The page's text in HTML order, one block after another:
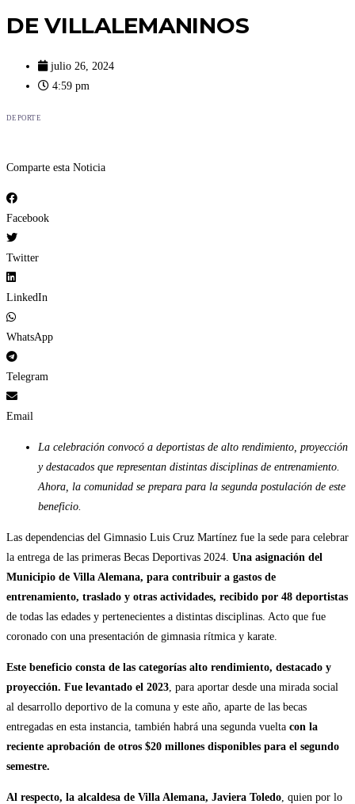
DE VILLALEMANINOS
julio 26, 2024
4:59 pm
DEPORTE
Comparte esta Noticia
Facebook
Twitter
LinkedIn
WhatsApp
Telegram
Email
La celebración convocó a deportistas de alto rendimiento, proyección
y destacados que representan distintas disciplinas de entrenamiento.
Ahora, la comunidad se prepara para la segunda postulación de este
beneficio.
Las dependencias del Gimnasio Luis Cruz Martínez fue la sede para celebrar
la entrega de las primeras Becas Deportivas 2024. Una asignación del
Municipio de Villa Alemana, para contribuir a gastos de
entrenamiento, traslado y otras actividades, recibido por 48 deportistas
de todas las edades y pertenecientes a distintas disciplinas. Acto que fue
coronado con una presentación de gimnasia rítmica y karate.
Este beneficio consta de las categorías alto rendimiento, destacado y
proyección. Fue levantado el 2023 , para aportar desde una mirada social
al desarrollo deportivo de la comuna y este año, aparte de las becas
entregadas en esta instancia, también habrá una segunda vuelta con la
reciente aprobación de otros $20 millones disponibles para el segundo
semestre.
Al respecto, la alcaldesa de Villa Alemana, Javiera Toledo , quien por lo